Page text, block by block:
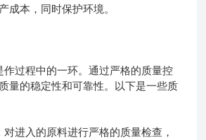
成本，同时保护环境。
过程中的一环。通过严格的质量控
量的稳定性和可靠性。以下是一些质
入的原料进行严格的质量检查，